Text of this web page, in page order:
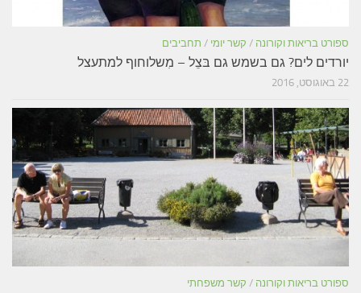
ספורט בריאות וקורונה / קשר יומי / תחביבים
יורדים לים? גם בשמש גם בּצֵל – מִשלוחוף למתעצל
22 באוגוסט, 2016
ספורט בריאות וקורונה / קשר משפחתי